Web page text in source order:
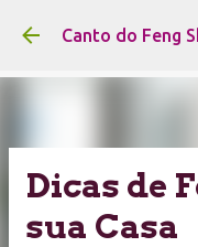
Pular
Canto do Feng
Dicas de
sua Casa